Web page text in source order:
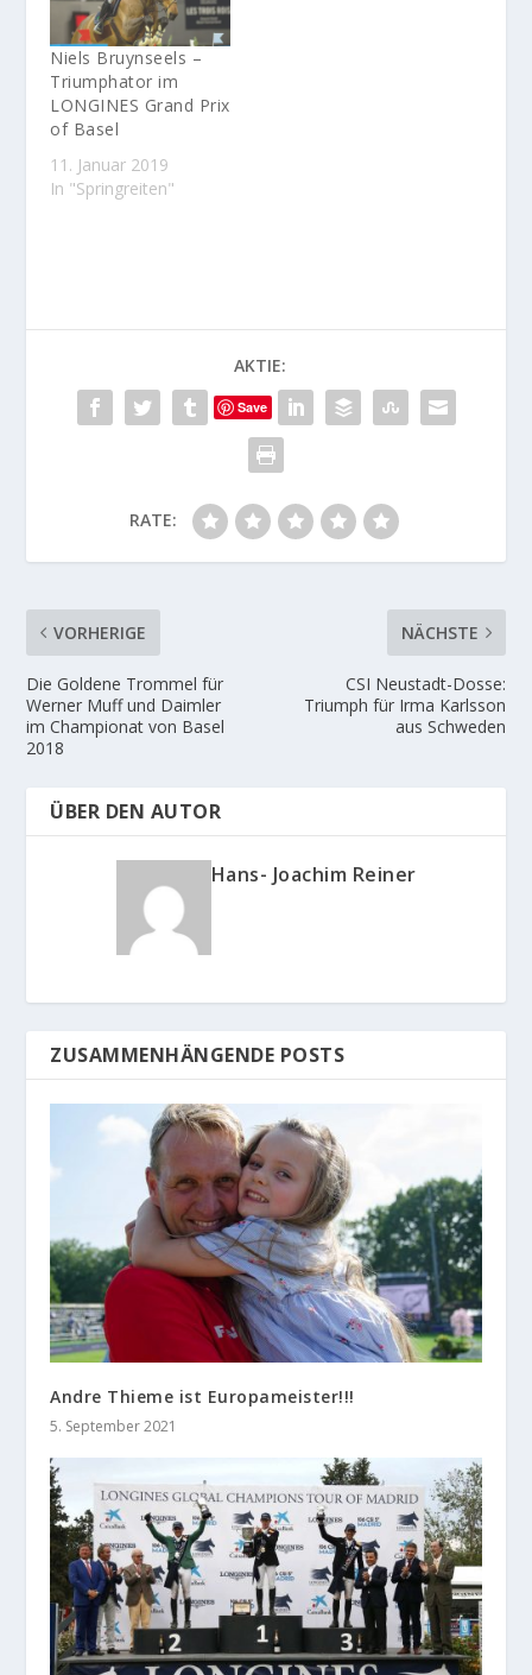
Niels Bruynseels –
Triumphator im
LONGINES Grand Prix
of Basel
11. Januar 2019
In "Springreiten"
AKTIE:
Save
RATE:
VORHERIGE
Die Goldene Trommel für
Werner Muff und Daimler
im Championat von Basel
2018
NÄCHSTE
CSI Neustadt-Dosse:
Triumph für Irma Karlsson
aus Schweden
ÜBER DEN AUTOR
Hans- Joachim Reiner
ZUSAMMENHÄNGENDE POSTS
Andre Thieme ist Europameister!!!
5. September 2021